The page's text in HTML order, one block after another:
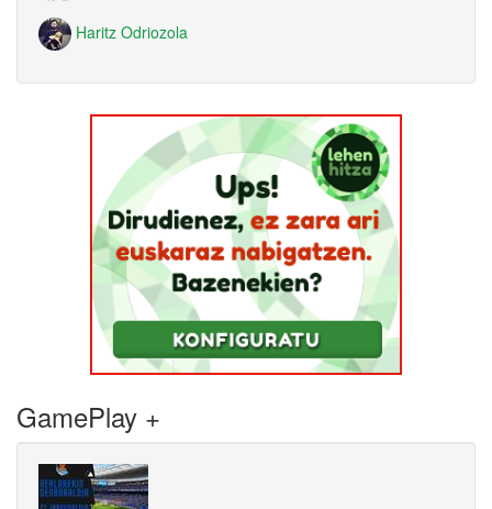
Haritz Odriozola
GamePlay +